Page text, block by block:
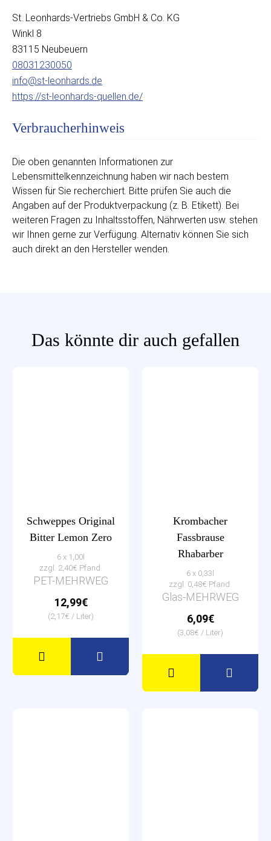
St. Leonhards-Vertriebs GmbH & Co. KG
Winkl 8
83115 Neubeuern
08031230050
info@st-leonhards.de
https://st-leonhards-quellen.de/
Verbraucherhinweis
Die oben genannten Informationen zur
Lebensmittelkennzeichnung haben wir nach bestem
Wissen für Sie recherchiert. Bitte prüfen Sie auch die
Angaben auf der Produktverpackung (z. B. Etikett). Bei
weiteren Fragen zu Inhaltsstoffen, Nährwerten usw. stehen
wir Ihnen gerne zur Verfügung. Alternativ können Sie sich
auch direkt an den Hersteller wenden.
Das könnte dir auch gefallen
Schweppes Original
Bitter Lemon Zero
6 x 1,00l
zzgl. 2,40€ Pfand
PET-MEHRWEG
12,99€
(2,17€ / Liter)
Krombacher
Fassbrause
Rhabarber
6 x 0,33l
zzgl. 0,48€ Pfand
Glas-MEHRWEG
6,09€
(3,08€ / Liter)